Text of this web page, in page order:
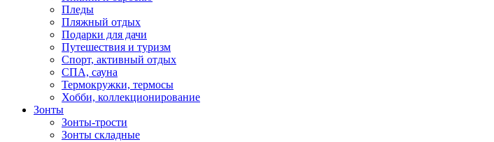
Пледы
Пляжный отдых
Подарки для дачи
Путешествия и туризм
Спорт, активный отдых
СПА, сауна
Термокружки, термосы
Хобби, коллекционирование
Зонты
Зонты-трости
Зонты складные